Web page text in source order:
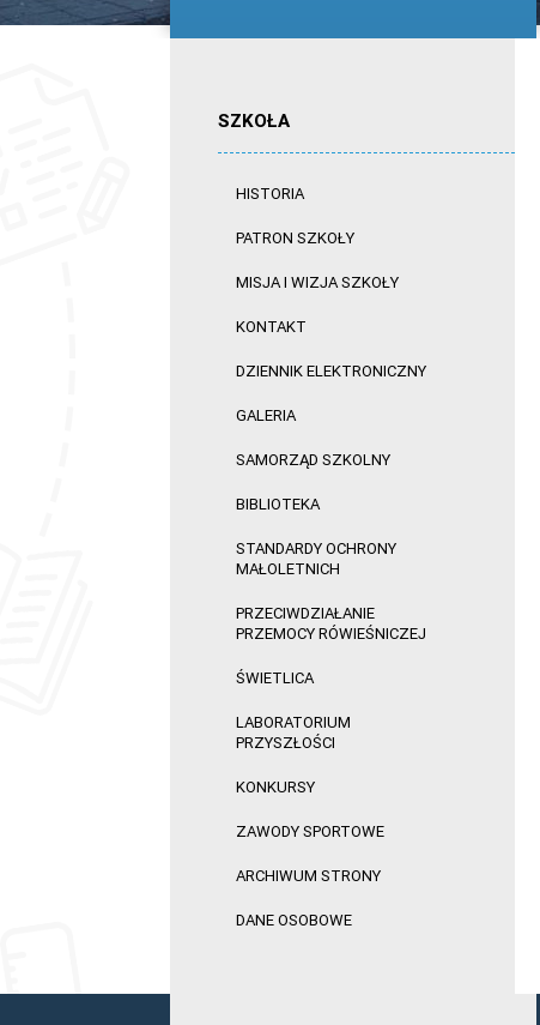
SZKOŁA
HISTORIA
PATRON SZKOŁY
MISJA I WIZJA SZKOŁY
KONTAKT
DZIENNIK ELEKTRONICZNY
GALERIA
SAMORZĄD SZKOLNY
BIBLIOTEKA
STANDARDY OCHRONY
MAŁOLETNICH
PRZECIWDZIAŁANIE
PRZEMOCY RÓWIEŚNICZEJ
ŚWIETLICA
LABORATORIUM
PRZYSZŁOŚCI
KONKURSY
ZAWODY SPORTOWE
ARCHIWUM STRONY
DANE OSOBOWE